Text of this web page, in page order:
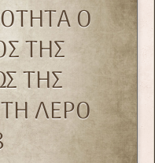
Ο
ΤΗΣ
ΤΗΣ
ΛΕΡΟ